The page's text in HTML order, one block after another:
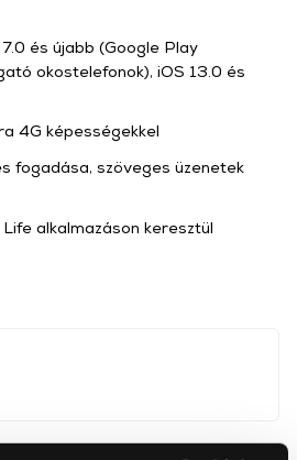
Igen
és újabb (Google Play
okostelefonok), iOS 13.0 és
4G képességekkel
fogadása, szöveges üzenetek
alkalmazáson keresztül